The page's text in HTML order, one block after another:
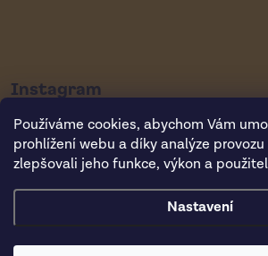
Používáme cookies, abychom Vám
prohlížení webu a díky analýze
zlepšovali jeho funkce, výkon a
Nastavení
Instagram
Copyright 2026Vsepropejska.cz. Všechna